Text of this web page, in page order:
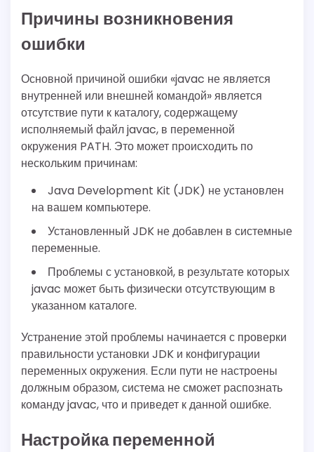
Причины возникновения
ошибки
Основной причиной ошибки «javac не является
внутренней или внешней командой» является
отсутствие пути к каталогу, содержащему
исполняемый файл javac, в переменной
окружения PATH. Это может происходить по
нескольким причинам:
Java Development Kit (JDK) не установлен
на вашем компьютере.
Установленный JDK не добавлен в системные
переменные.
Проблемы с установкой, в результате которых
javac может быть физически отсутствующим в
указанном каталоге.
Устранение этой проблемы начинается с проверки
правильности установки JDK и конфигурации
переменных окружения. Если пути не настроены
должным образом, система не сможет распознать
команду javac, что и приведет к данной ошибке.
Настройка переменной